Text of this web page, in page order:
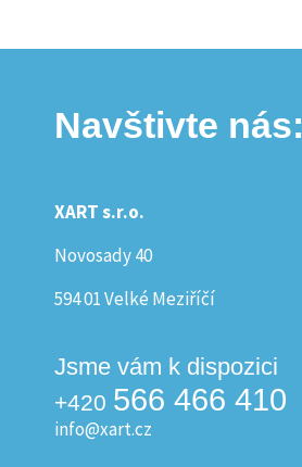
Navštivte nás:
XART s.r.o.
Novosady 40
594 01 Velké Meziříčí
Jsme vám k dispozici
+420 566 466 410
info@xart.cz